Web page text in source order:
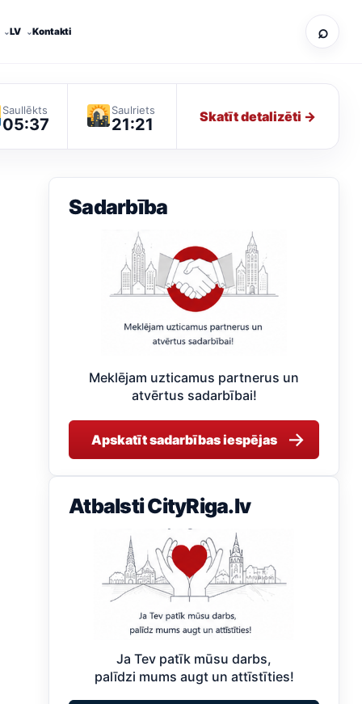
LV Kontakti ⌕
Saullēkts
05:37
Saulriets
21:21 Skatīt detalizēti →
Sadarbība
Meklējam uzticamus partnerus un
atvērtus sadarbībai!
Apskatīt sadarbības iespējas →
Atbalsti CityRiga.lv
Ja Tev patīk mūsu darbs,
palīdzi mums augt un attīstīties!